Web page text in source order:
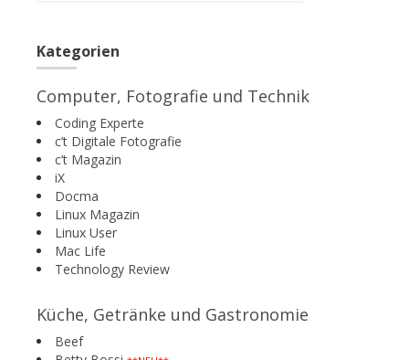
Kategorien
Computer, Fotografie und Technik
Coding Experte
c’t Digitale Fotografie
c’t Magazin
iX
Docma
Linux Magazin
Linux User
Mac Life
Technology Review
Küche, Getränke und Gastronomie
Beef